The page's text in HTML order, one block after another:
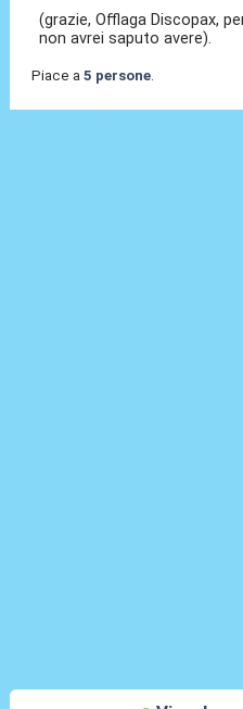
(grazie, Offlaga Discopax,
non avrei saputo avere).
Piace a 5 persone.